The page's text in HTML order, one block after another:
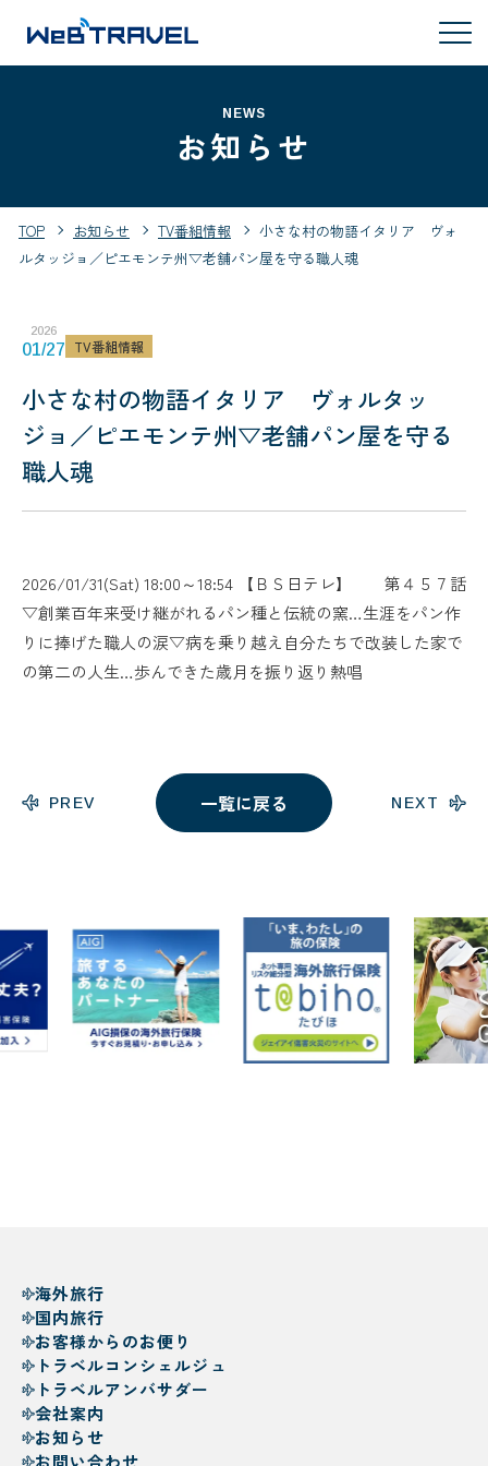
NEWS
お知らせ
TOP お知らせ TV番組情報
小さな村の物語イタリア ヴォ
ルタッジョ／ピエモンテ州▽老舗パン屋を守る職人魂
2026
01/27 TV番組情報
小さな村の物語イタリア ヴォルタッ
ジョ／ピエモンテ州▽老舗パン屋を守る
職人魂
2026/01/31(Sat) 18:00～18:54 【ＢＳ日テレ】 第４５７話
▽創業百年来受け継がれるパン種と伝統の窯…生涯をパン作
りに捧げた職人の涙▽病を乗り越え自分たちで改装した家で
の第二の人生…歩んできた歳月を振り返り熱唱
PREV 一覧に戻る NEXT
海外旅行
国内旅行
お客様からのお便り
トラベルコンシェルジュ
トラベルアンバサダー
会社案内
お知らせ